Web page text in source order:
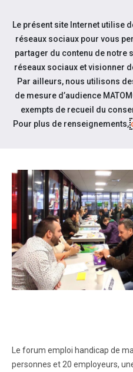
Aller au contenu
Actualités
LE FORUM
Le forum emploi handicap de
personnes et 20 employeurs,
Le présent site Internet utilise
réseaux sociaux pour vous
partager du contenu de notre
réseaux sociaux et visionner
Par ailleurs, nous utilisons
de mesure d’audience
exempts de recueil du
Pour plus de renseignements,